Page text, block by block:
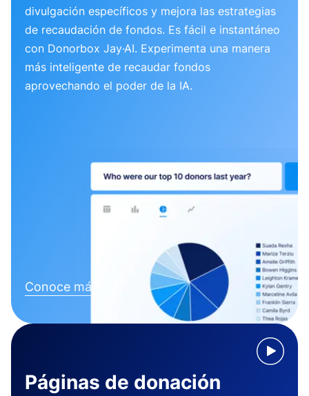
divulgación específicos y mejora las estrategias
de recaudación de fondos. Es fácil e instantáneo
con Donorbox Jay·AI. Experimenta una manera
más inteligente de recaudar fondos
aprovechando el poder de la IA.
Conoce más
Páginas de donación